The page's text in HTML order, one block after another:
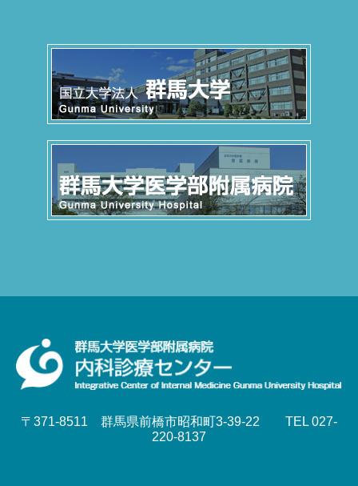
〒371-8511 群馬県前橋市昭和町3-39-22 TEL 027-
220-8137